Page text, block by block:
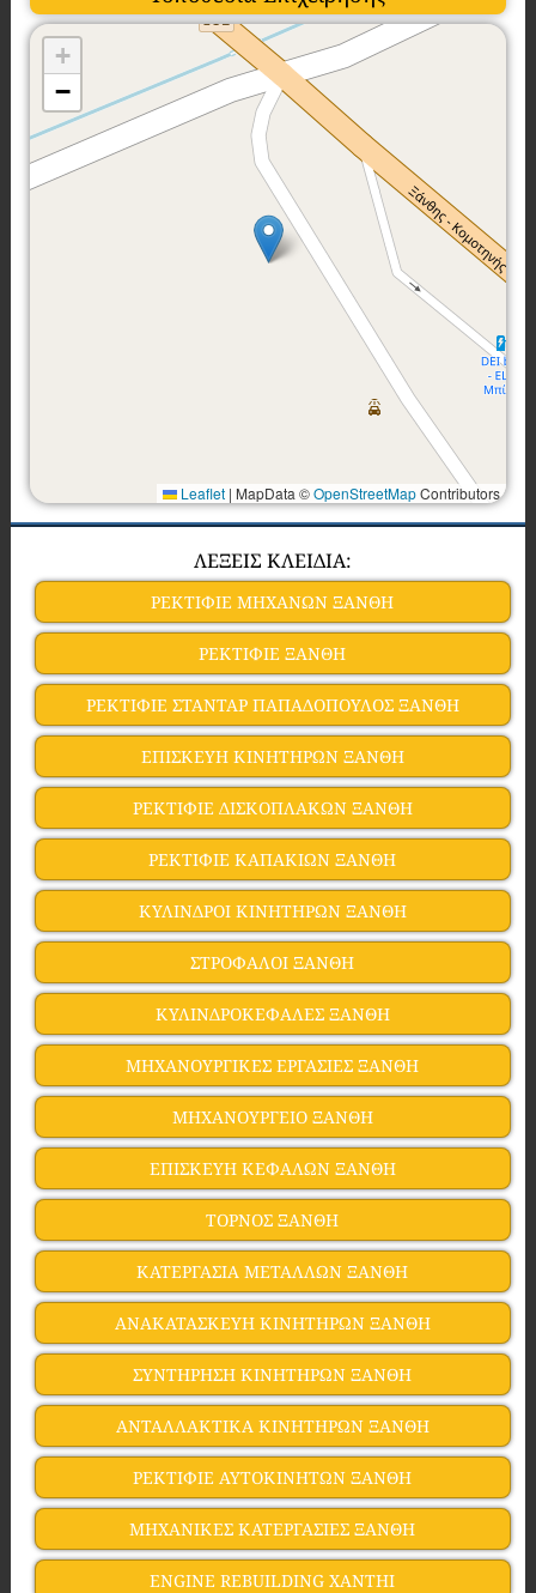
+
−
Leaflet | MapData ©OpenStreetMapContributors
ΛΕΞΕΙΣ ΚΛΕΙΔΙΑ:
ΡΕΚΤΙΦΙΕ ΜΗΧΑΝΩΝ ΞΑΝΘΗ
ΡΕΚΤΙΦΙΕ ΞΑΝΘΗ
ΡΕΚΤΙΦΙΕ ΣΤΑΝΤΑΡ ΠΑΠΑΔΟΠΟΥΛΟΣ ΞΑΝΘΗ
ΕΠΙΣΚΕΥΗ ΚΙΝΗΤΗΡΩΝ ΞΑΝΘΗ
ΡΕΚΤΙΦΙΕ ΔΙΣΚΟΠΛΑΚΩΝ ΞΑΝΘΗ
ΡΕΚΤΙΦΙΕ ΚΑΠΑΚΙΩΝ ΞΑΝΘΗ
ΚΥΛΙΝΔΡΟΙ ΚΙΝΗΤΗΡΩΝ ΞΑΝΘΗ
ΣΤΡΟΦΑΛΟΙ ΞΑΝΘΗ
ΚΥΛΙΝΔΡΟΚΕΦΑΛΕΣ ΞΑΝΘΗ
ΜΗΧΑΝΟΥΡΓΙΚΕΣ ΕΡΓΑΣΙΕΣ ΞΑΝΘΗ
ΜΗΧΑΝΟΥΡΓΕΙΟ ΞΑΝΘΗ
ΕΠΙΣΚΕΥΗ ΚΕΦΑΛΩΝ ΞΑΝΘΗ
ΤΟΡΝΟΣ ΞΑΝΘΗ
ΚΑΤΕΡΓΑΣΙΑ ΜΕΤΑΛΛΩΝ ΞΑΝΘΗ
ΑΝΑΚΑΤΑΣΚΕΥΗ ΚΙΝΗΤΗΡΩΝ ΞΑΝΘΗ
ΣΥΝΤΗΡΗΣΗ ΚΙΝΗΤΗΡΩΝ ΞΑΝΘΗ
ΑΝΤΑΛΛΑΚΤΙΚΑ ΚΙΝΗΤΗΡΩΝ ΞΑΝΘΗ
ΡΕΚΤΙΦΙΕ ΑΥΤΟΚΙΝΗΤΩΝ ΞΑΝΘΗ
ΜΗΧΑΝΙΚΕΣ ΚΑΤΕΡΓΑΣΙΕΣ ΞΑΝΘΗ
ENGINE REBUILDING XANTHI